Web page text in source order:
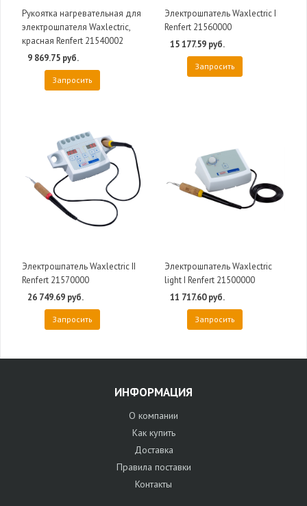
Рукоятка нагревательная для
электрошпателя Waxlectric,
красная Renfert 21540002
9 869.75 руб.
Запросить
Электрошпатель Waxlectric I
Renfert 21560000
15 177.59 руб.
Запросить
Электрошпатель Waxlectric II
Renfert 21570000
26 749.69 руб.
Запросить
Электрошпатель Waxlectric
light I Renfert 21500000
11 717.60 руб.
Запросить
ИНФОРМАЦИЯ
О компании
Как купить
Доставка
Правила поставки
Контакты